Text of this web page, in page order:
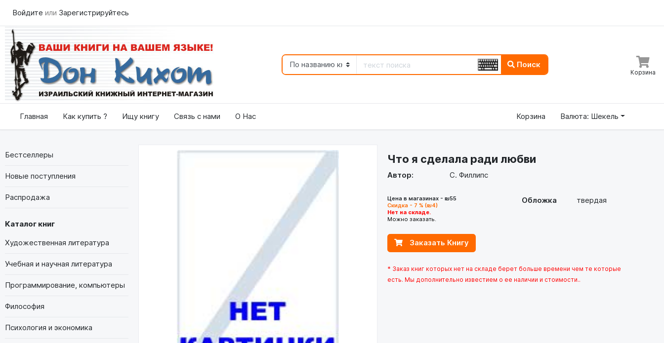
Войдите или Зарегистрируйтесь
Поиск
Корзина
Главная Как купить ? Ищу книгу Связь с нами О Нас Корзина Валюта: Шекель
Бестселлеры
Новые поступления
Распродажа
Каталог книг
Художественная литература
Учебная и научная литература
Программирование, компьютеры
Философия
Психология и экономика
Что я сделала ради любви
Автор: С. Филлипс
Обложка твердая
Цена в магазинах - ₪55
Скидка - 7 % (₪4)
Нет на складе.
Можно заказать.
Заказать Книгу
* Заказ книг которых нет на складе берет больше времени чем те которые
есть. Мы дополнительно известием о ее наличии и стоимости..